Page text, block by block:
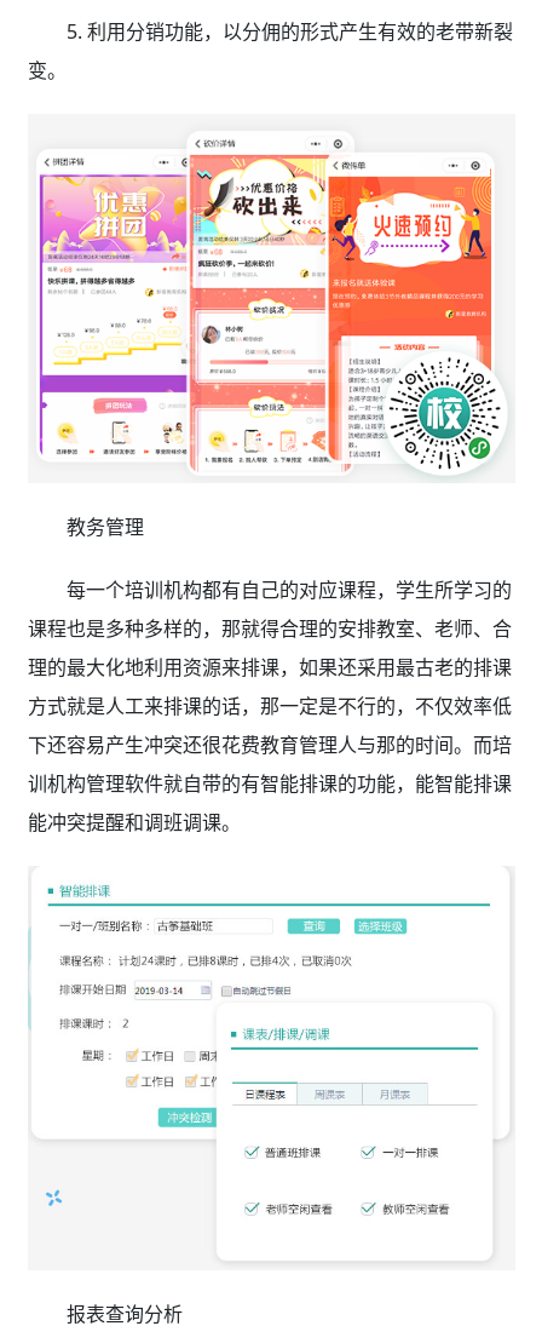
5. 利用分销功能，以分佣的形式产生有效的老带新裂
变。
教务管理
每一个培训机构都有自己的对应课程，学生所学习的
课程也是多种多样的，那就得合理的安排教室、老师、合
理的最大化地利用资源来排课，如果还采用最古老的排课
方式就是人工来排课的话，那一定是不行的，不仅效率低
下还容易产生冲突还很花费教育管理人与那的时间。而培
训机构管理软件就自带的有智能排课的功能，能智能排课
能冲突提醒和调班调课。
报表查询分析